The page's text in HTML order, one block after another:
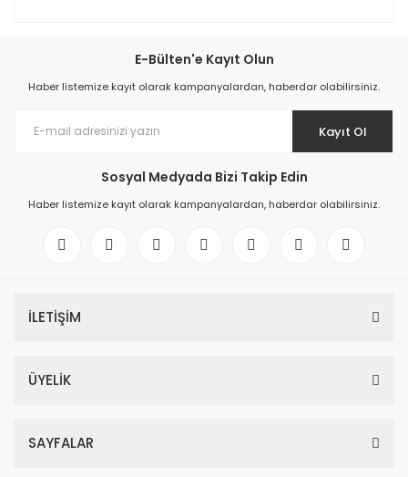
E-Bülten'e Kayıt Olun
Haber listemize kayıt olarak kampanyalardan, haberdar olabilirsiniz.
Kayıt Ol
Sosyal Medyada Bizi Takip Edin
Haber listemize kayıt olarak kampanyalardan, haberdar olabilirsiniz.
İLETİŞİM
ÜYELİK
SAYFALAR